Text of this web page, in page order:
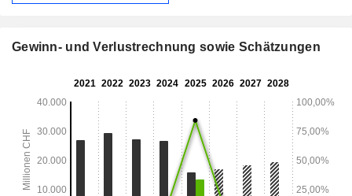
Gewinn- und Verlustrechnung sowie Schätzungen